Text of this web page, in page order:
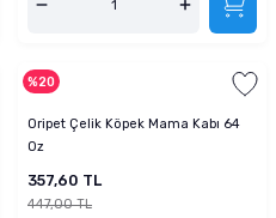
%20
Oripet Çelik Köpek Mama Kabı 64
Oz
357,60 TL
447,00 TL